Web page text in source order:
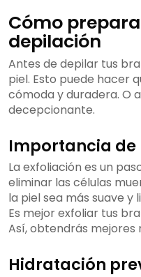
Cómo
depilación
Antes de depilar tus
piel. Esto puede hacer
cómoda y duradera. O
decepcionante.
Importancia de
La exfoliación es un
eliminar las células
la piel sea más suave
Es mejor exfoliar tus
Así, obtendrás mejores
Hidratación